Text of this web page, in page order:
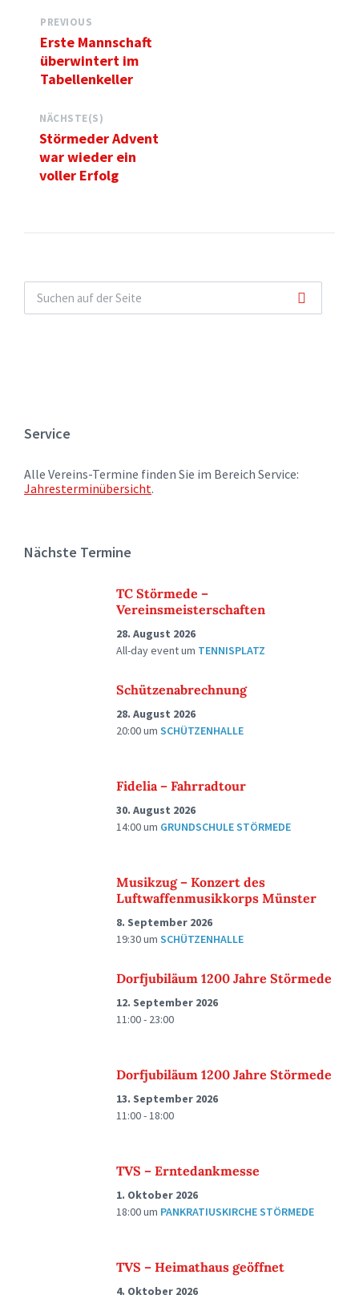
PREVIOUS
Erste Mannschaft
überwintert im
Tabellenkeller
NÄCHSTE(S)
Störmeder Advent
war wieder ein
voller Erfolg
Service
Alle Vereins-Termine finden Sie im Bereich Service:
Jahresterminübersicht.
Nächste Termine
TC Störmede –
Vereinsmeisterschaften
28. August 2026
All-day eventum TENNISPLATZ
Schützenabrechnung
28. August 2026
20:00um SCHÜTZENHALLE
Fidelia – Fahrradtour
30. August 2026
14:00um GRUNDSCHULE STÖRMEDE
Musikzug – Konzert des
Luftwaffenmusikkorps Münster
8. September 2026
19:30um SCHÜTZENHALLE
Dorfjubiläum 1200 Jahre Störmede
12. September 2026
11:00 - 23:00
Dorfjubiläum 1200 Jahre Störmede
13. September 2026
11:00 - 18:00
TVS – Erntedankmesse
1. Oktober 2026
18:00um PANKRATIUSKIRCHE STÖRMEDE
TVS – Heimathaus geöffnet
4. Oktober 2026